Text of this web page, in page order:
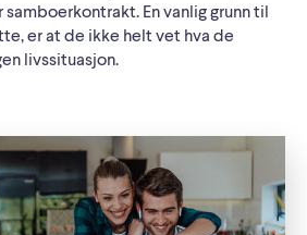
En vanlig grunn til
er at de ikke helt vet hva de
livssituasjon.